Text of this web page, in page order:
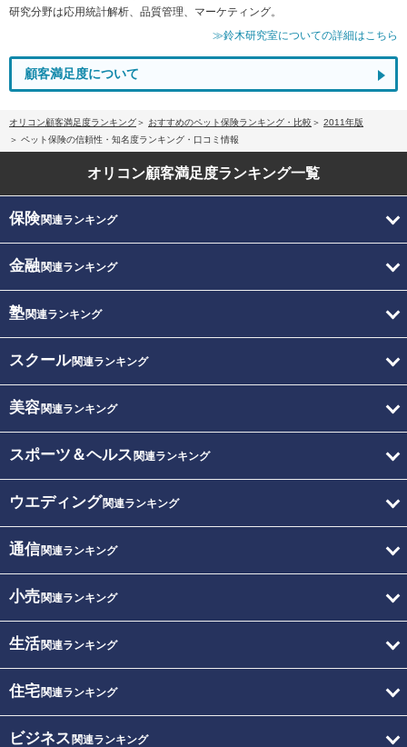
研究分野は応用統計解析、品質管理、マーケティング。
≫鈴木研究室についての詳細はこちら
顧客満足度について
オリコン顧客満足度ランキング おすすめのペット保険ランキング・比較
2011年版
ペット保険の信頼性・知名度ランキング・口コミ情報
オリコン顧客満足度ランキング一覧
保険関連ランキング
金融関連ランキング
塾関連ランキング
スクール関連ランキング
美容関連ランキング
スポーツ＆ヘルス 関連ランキング
ウエディング関連ランキング
通信関連ランキング
小売関連ランキング
生活関連ランキング
住宅関連ランキング
ビジネス 関連ランキング